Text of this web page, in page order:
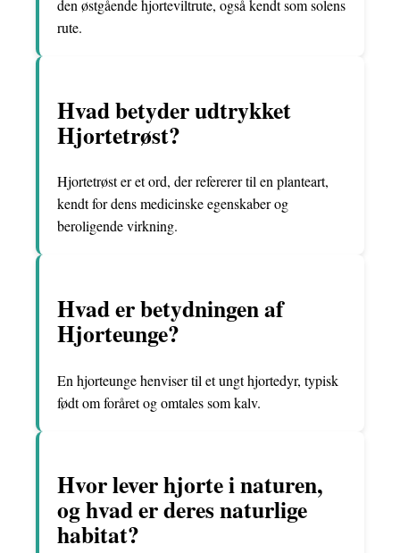
den østgående hjorteviltrute, også kendt som solens
rute.
Hvad betyder udtrykket
Hjortetrøst?
Hjortetrøst er et ord, der refererer til en planteart,
kendt for dens medicinske egenskaber og
beroligende virkning.
Hvad er betydningen af
Hjorteunge?
En hjorteunge henviser til et ungt hjortedyr, typisk
født om foråret og omtales som kalv.
Hvor lever hjorte i naturen,
og hvad er deres naturlige
habitat?